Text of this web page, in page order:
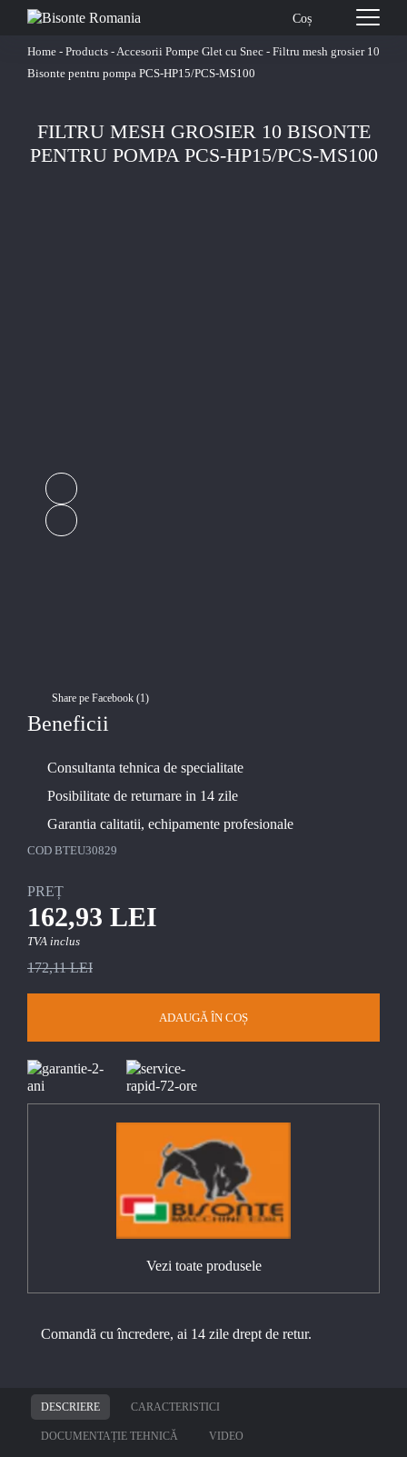
Coș
Home - Products -Accesorii Pompe Glet cu Snec - Filtru mesh grosier 10
Bisonte pentru pompa PCS-HP15/PCS-MS100
FILTRU MESH GROSIER 10 BISONTE
PENTRU POMPA PCS-HP15/PCS-MS100
Share pe Facebook (1)
Beneficii
Consultanta tehnica de specialitate
Posibilitate de returnare in 14 zile
Garantia calitatii, echipamente profesionale
COD BTEU30829
PREȚ
162,93 LEI
TVA inclus
172,11 LEI
ADAUGĂ ÎN COȘ
Vezi toate produsele
Comandă cu încredere, ai 14 zile drept de retur.
DESCRIERE CARACTERISTICI
DOCUMENTAȚIE TEHNICĂ VIDEO